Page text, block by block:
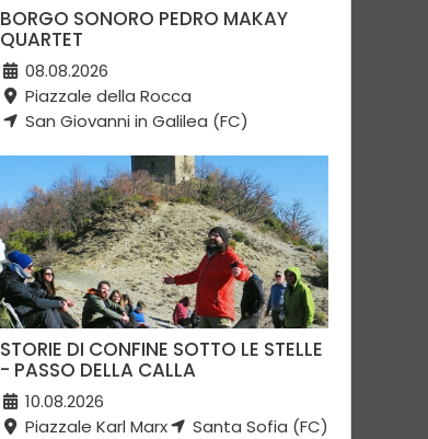
BORGO SONORO PEDRO MAKAY
QUARTET
08.08.2026
Piazzale della Rocca
San Giovanni in Galilea (FC)
STORIE DI CONFINE SOTTO LE STELLE
- PASSO DELLA CALLA
10.08.2026
Piazzale Karl Marx
Santa Sofia (FC)